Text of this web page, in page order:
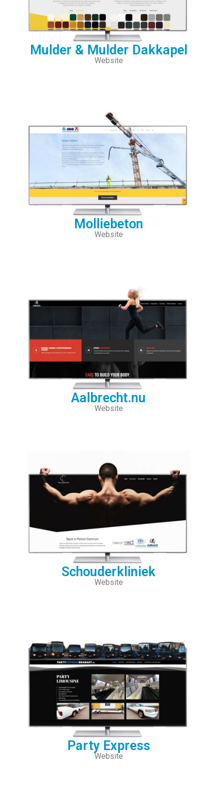
Mulder & Mulder Dakkapel
Website
Molliebeton
Website
Aalbrecht.nu
Website
Schouderkliniek
Website
Party Express
Website